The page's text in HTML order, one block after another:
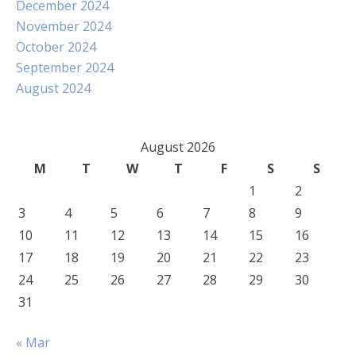
December 2024
November 2024
October 2024
September 2024
August 2024
August 2026
M
T W T F S
S
1
2
3
4 5 6 7 8
9
10
11 12 13 14 15
16
17
18 19 20 21 22
23
24
25 26 27 28 29
30
31
« Mar